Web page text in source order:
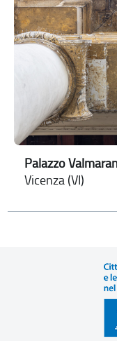
Palazzo
Vicenza (VI)